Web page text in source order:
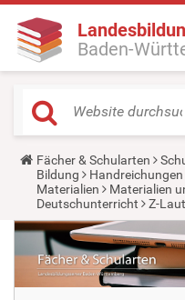
Baden-
Y
o
u
a
r
e
e
r
e
Fächer & Schularten
Bildung
Materialien
Materialien
Deutschunterricht
Z-Laut